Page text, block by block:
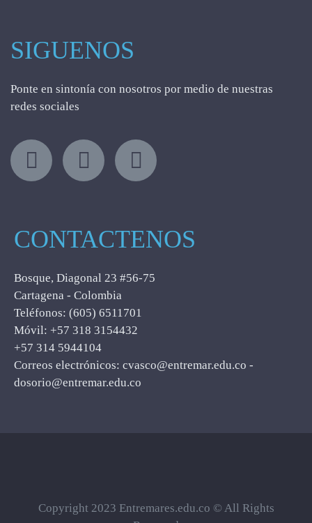
SIGUENOS
Ponte en sintonía con nosotros por medio de nuestras
redes sociales
CONTACTENOS
Bosque, Diagonal 23 #56-75
Cartagena - Colombia
Teléfonos: (605) 6511701
Móvil: +57 318 3154432
+57 314 5944104
Correos electrónicos: cvasco@entremar.edu.co -
dosorio@entremar.edu.co
Copyright 2023 Entremares.edu.co © All Rights